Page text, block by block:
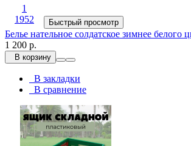
1
1952
Быстрый просмотр
Белье нательное солдатское зимнее белого
1 200 р.
В корзину
В закладки
В сравнение